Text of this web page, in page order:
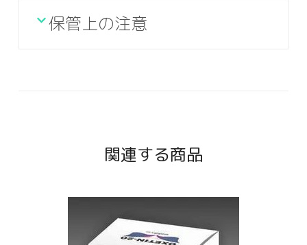
保管上の注意
関連する商品